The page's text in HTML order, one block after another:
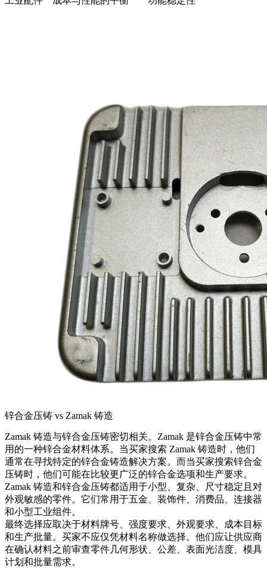
锌合金压铸 vs Zamak 铸造
Zamak 铸造与锌合金压铸密切相关。Zamak 是锌合金压铸中常
用的一种锌合金材料体系。当买家搜索 Zamak 铸造时，他们
通常在寻找特定的锌合金铸造解决方案。而当买家搜索锌合金
压铸时，他们可能在比较更广泛的锌合金选项和生产要求。
Zamak 铸造和锌合金压铸都适用于小型、复杂、尺寸稳定且对
外观敏感的零件。它们常用于五金、装饰件、消费品、连接器
和小型工业组件。
最终选择应取决于材料牌号、强度要求、外观要求、成本目标
和生产批量。买家不应仅凭材料名称做选择。他们应让供应商
在确认材料之前审查零件几何形状、公差、表面光洁度、模具
计划和批量需求。